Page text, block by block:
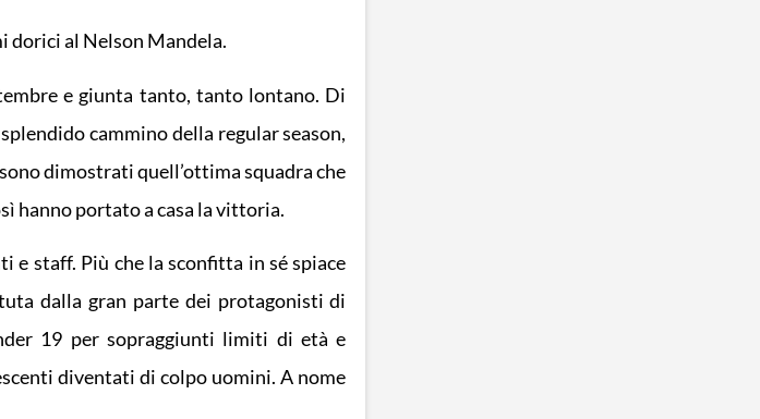
dorici al Nelson Mandela.
e giunta tanto, tanto lontano. Di
cammino della regular season,
dimostrati quell’ottima squadra che
hanno portato a casa la vittoria.
e staff. Più che la sconfitta in sé spiace
dalla gran parte dei protagonisti di
19 per sopraggiunti limiti di età e
diventati di colpo uomini. A nome